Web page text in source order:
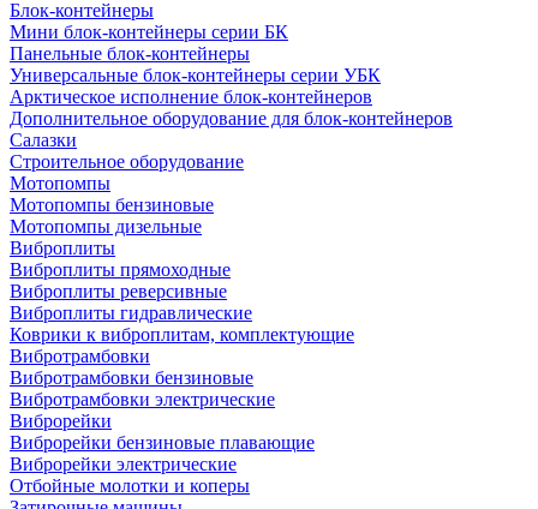
Блок-контейнеры
Мини блок-контейнеры серии БК
Панельные блок-контейнеры
Универсальные блок-контейнеры серии УБК
Арктическое исполнение блок-контейнеров
Дополнительное оборудование для блок-контейнеров
Салазки
Строительное оборудование
Мотопомпы
Мотопомпы бензиновые
Мотопомпы дизельные
Виброплиты
Виброплиты прямоходные
Виброплиты реверсивные
Виброплиты гидравлические
Коврики к виброплитам, комплектующие
Вибротрамбовки
Вибротрамбовки бензиновые
Вибротрамбовки электрические
Виброрейки
Виброрейки бензиновые плавающие
Виброрейки электрические
Отбойные молотки и коперы